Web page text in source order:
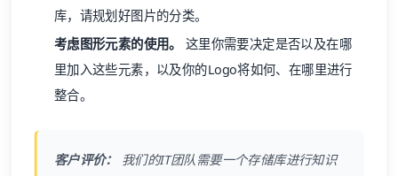
库，请规划好图片的分类。
考虑图形元素的使用。
这里你需要决定是否以及在哪
里加入这些元素，以及你的Logo将如何、在哪里进行
整合。
客户评价：
我们的IT团队需要一个存储库进行知识